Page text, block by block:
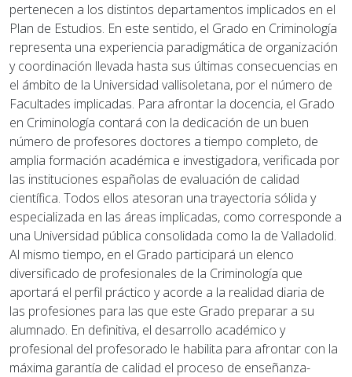
pertenecen a los distintos departamentos implicados en el
Plan de Estudios. En este sentido, el Grado en Criminología
representa una experiencia paradigmática de organización
y coordinación llevada hasta sus últimas consecuencias en
el ámbito de la Universidad vallisoletana, por el número de
Facultades implicadas. Para afrontar la docencia, el Grado
en Criminología contará con la dedicación de un buen
número de profesores doctores a tiempo completo, de
amplia formación académica e investigadora, verificada por
las instituciones españolas de evaluación de calidad
científica. Todos ellos atesoran una trayectoria sólida y
especializada en las áreas implicadas, como corresponde a
una Universidad pública consolidada como la de Valladolid.
Al mismo tiempo, en el Grado participará un elenco
diversificado de profesionales de la Criminología que
aportará el perfil práctico y acorde a la realidad diaria de
las profesiones para las que este Grado preparar a su
alumnado. En definitiva, el desarrollo académico y
profesional del profesorado le habilita para afrontar con la
máxima garantía de calidad el proceso de enseñanza-